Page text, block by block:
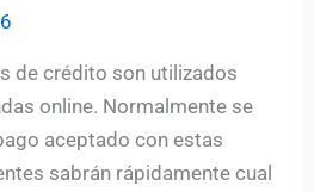
de crédito son utilizados
online. Normalmente se
aceptado con estas
sabrán rápidamente cual